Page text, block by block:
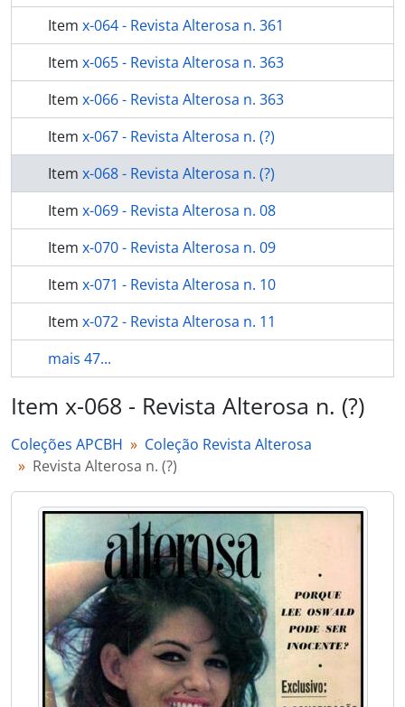
Item x-064 - Revista Alterosa n. 361
Item x-065 - Revista Alterosa n. 363
Item x-066 - Revista Alterosa n. 363
Item x-067 - Revista Alterosa n. (?)
Item x-068 - Revista Alterosa n. (?)
Item x-069 - Revista Alterosa n. 08
Item x-070 - Revista Alterosa n. 09
Item x-071 - Revista Alterosa n. 10
Item x-072 - Revista Alterosa n. 11
mais 47...
Item x-068 - Revista Alterosa n. (?)
Coleções APCBH
Coleção Revista Alterosa
Revista Alterosa n. (?)